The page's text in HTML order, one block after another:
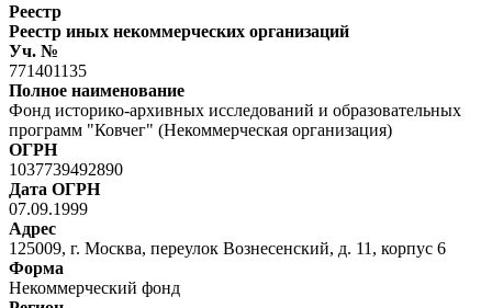
Реестр
Реестр иных некоммерческих организаций
Уч. №
771401135
Полное наименование
Фонд историко-архивных исследований и образовательных
программ "Ковчег" (Некоммерческая организация)
ОГРН
1037739492890
Дата ОГРН
07.09.1999
Адрес
125009, г. Москва, переулок Вознесенский, д. 11, корпус 6
Форма
Некоммерческий фонд